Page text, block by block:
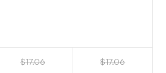
$17.06 $17.06